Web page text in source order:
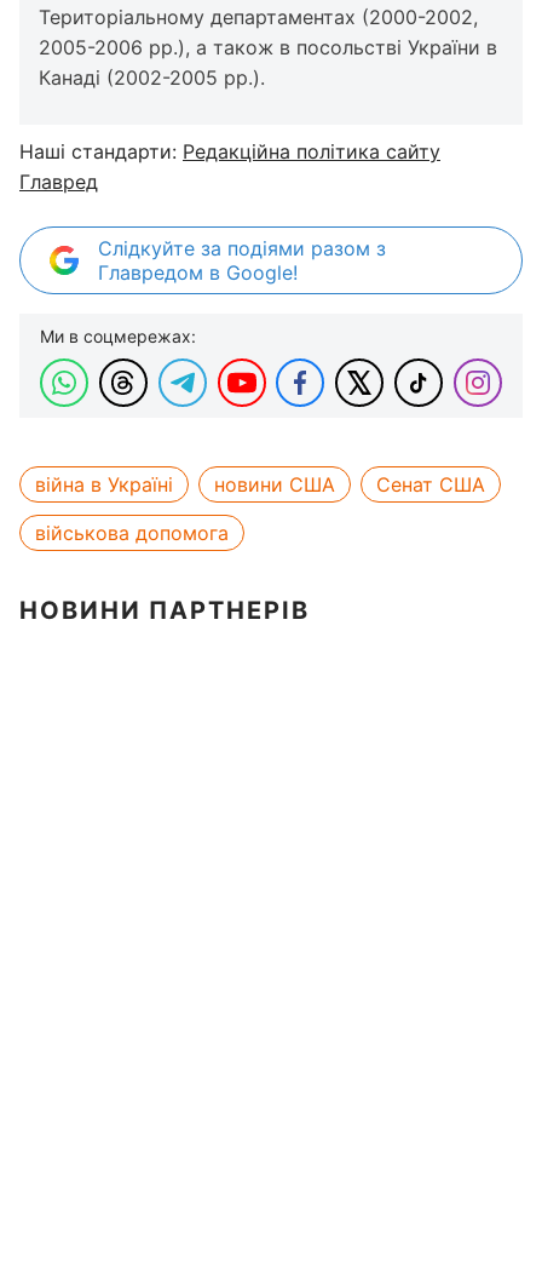
Територіальному департаментах (2000-2002,
2005-2006 рр.), а також в посольстві України в
Канаді (2002-2005 рр.).
Наші стандарти: Редакційна політика сайту
Главред
Слідкуйте за подіями разом з
Главредом в Google!
Ми в соцмережах:
війна в Україні новини США
Сенат США
військова допомога
НОВИНИ ПАРТНЕРІВ